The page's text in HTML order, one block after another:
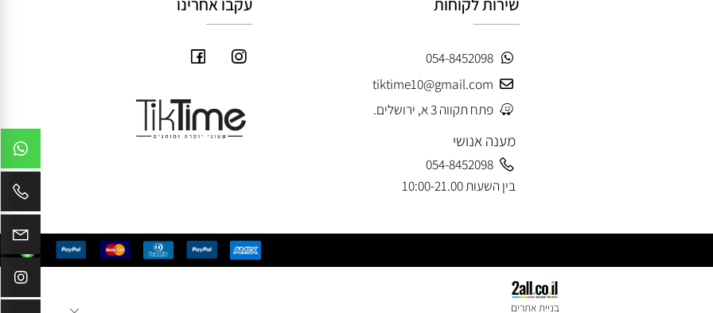
שירות לקוחות
054-8452098
tiktime10@gmail.com
פתח תקווה 3 א, ירושלים.
054-8452098
עקבו אחרינו